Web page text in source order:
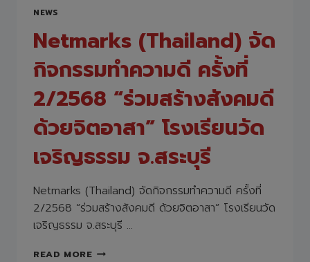
NEWS
Netmarks (Thailand) จัด
กิจกรรมทำความดี ครั้งที่
2/2568 “ร่วมสร้างสังคมดี
ด้วยจิตอาสา” โรงเรียนวัด
เจริญธรรม จ.สระบุรี
Netmarks (Thailand) จัดกิจกรรมทำความดี ครั้งที่
2/2568 “ร่วมสร้างสังคมดี ด้วยจิตอาสา” โรงเรียนวัด
เจริญธรรม จ.สระบุรี …
READ MORENETMARKS